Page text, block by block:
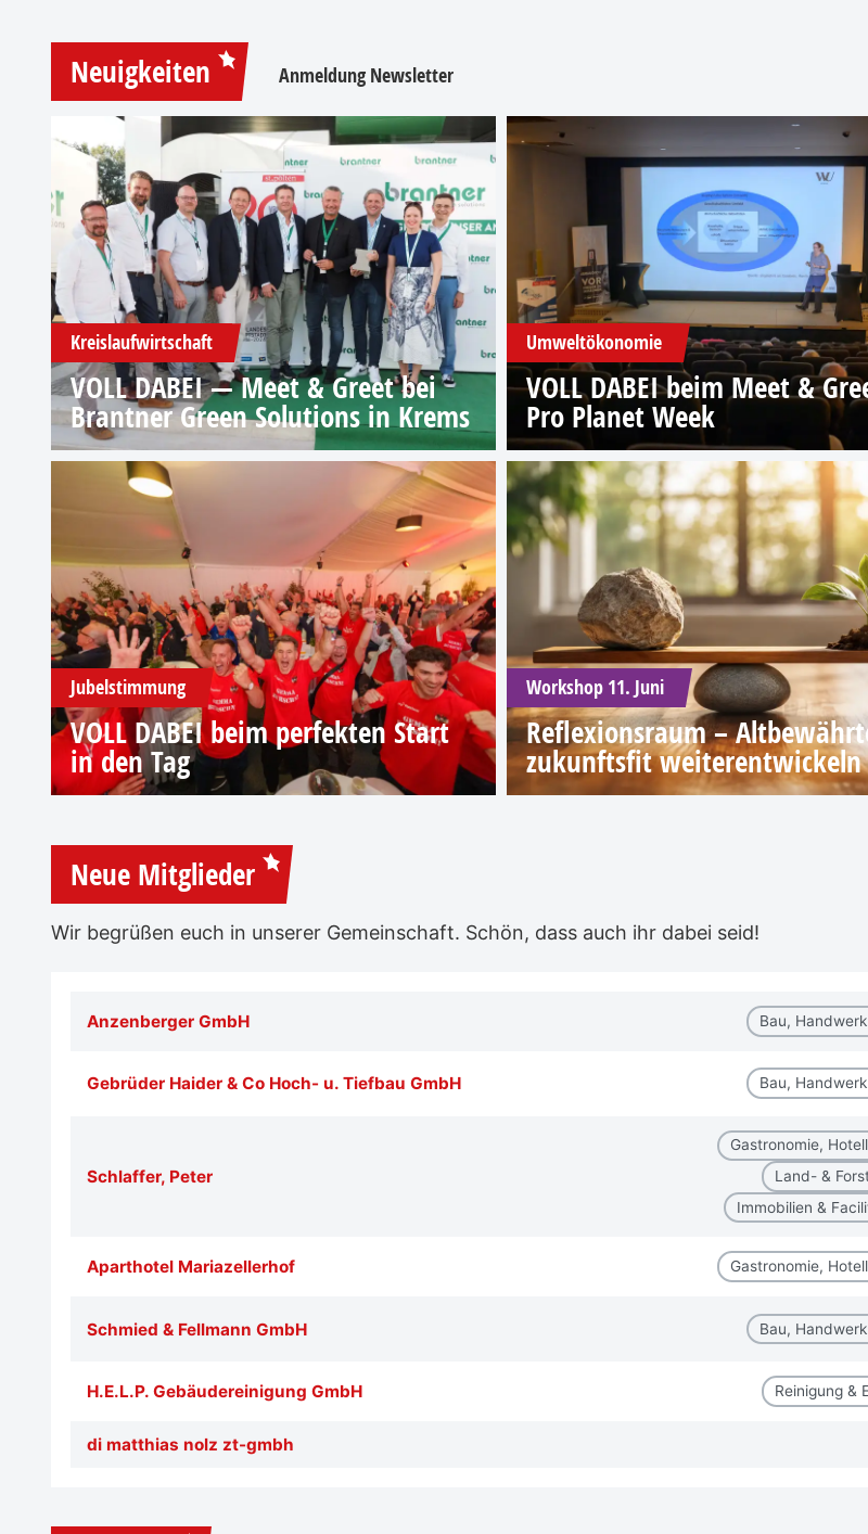
Neuigkeiten Anmeldung Newsletter
Kreislaufwirtschaft
VOLL DABEI — Meet & Greet bei
Brantner Green Solutions in Krems
Umweltökonomie
VOLL DABEI beim Meet &
Pro Planet Week
Jubelstimmung
VOLL DABEI beim perfekten Start
in den Tag
Workshop 11. Juni
Reflexionsraum –
zukunftsfit weiterentwickeln
Neue Mitglieder
Wir begrüßen euch in unserer Gemeinschaft. Schön, dass auch ihr dabei seid!
Anzenberger GmbH Bau,
Gebrüder Haider & Co Hoch- u. Tiefbau GmbH Bau,
Schlaffer, Peter
Gastronomie,
Land- &
Immobilien &
Aparthotel Mariazellerhof Gastronomie,
Schmied & Fellmann GmbH Bau,
H.E.L.P. Gebäudereinigung GmbH Reinigung &
di matthias nolz zt-gmbh